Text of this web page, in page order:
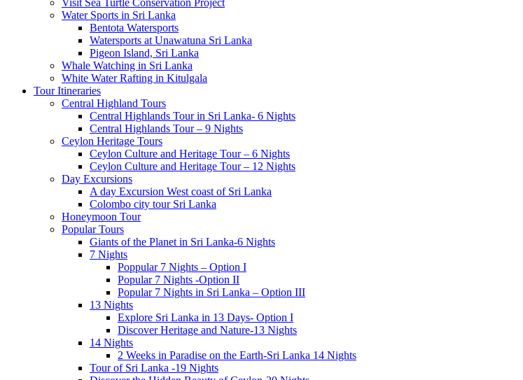
Visit Sea Turtle Conservation Project
Water Sports in Sri Lanka
Bentota Watersports
Watersports at Unawatuna Sri Lanka
Pigeon Island, Sri Lanka
Whale Watching in Sri Lanka
White Water Rafting in Kitulgala
Tour Itineraries
Central Highland Tours
Central Highlands Tour in Sri Lanka- 6 Nights
Central Highlands Tour – 9 Nights
Ceylon Heritage Tours
Ceylon Culture and Heritage Tour – 6 Nights
Ceylon Culture and Heritage Tour – 12 Nights
Day Excursions
A day Excursion West coast of Sri Lanka
Colombo city tour Sri Lanka
Honeymoon Tour
Popular Tours
Giants of the Planet in Sri Lanka-6 Nights
7 Nights
Poppular 7 Nights – Option I
Popular 7 Nights -Option II
Popular 7 Nights in Sri Lanka – Option III
13 Nights
Explore Sri Lanka in 13 Days- Option I
Discover Heritage and Nature-13 Nights
14 Nights
2 Weeks in Paradise on the Earth-Sri Lanka 14 Nights
Tour of Sri Lanka -19 Nights